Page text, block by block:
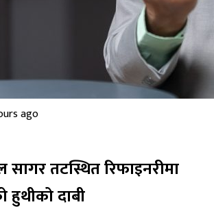
ago
सागर तटस्थित रिफाइनरीमा
दाबी